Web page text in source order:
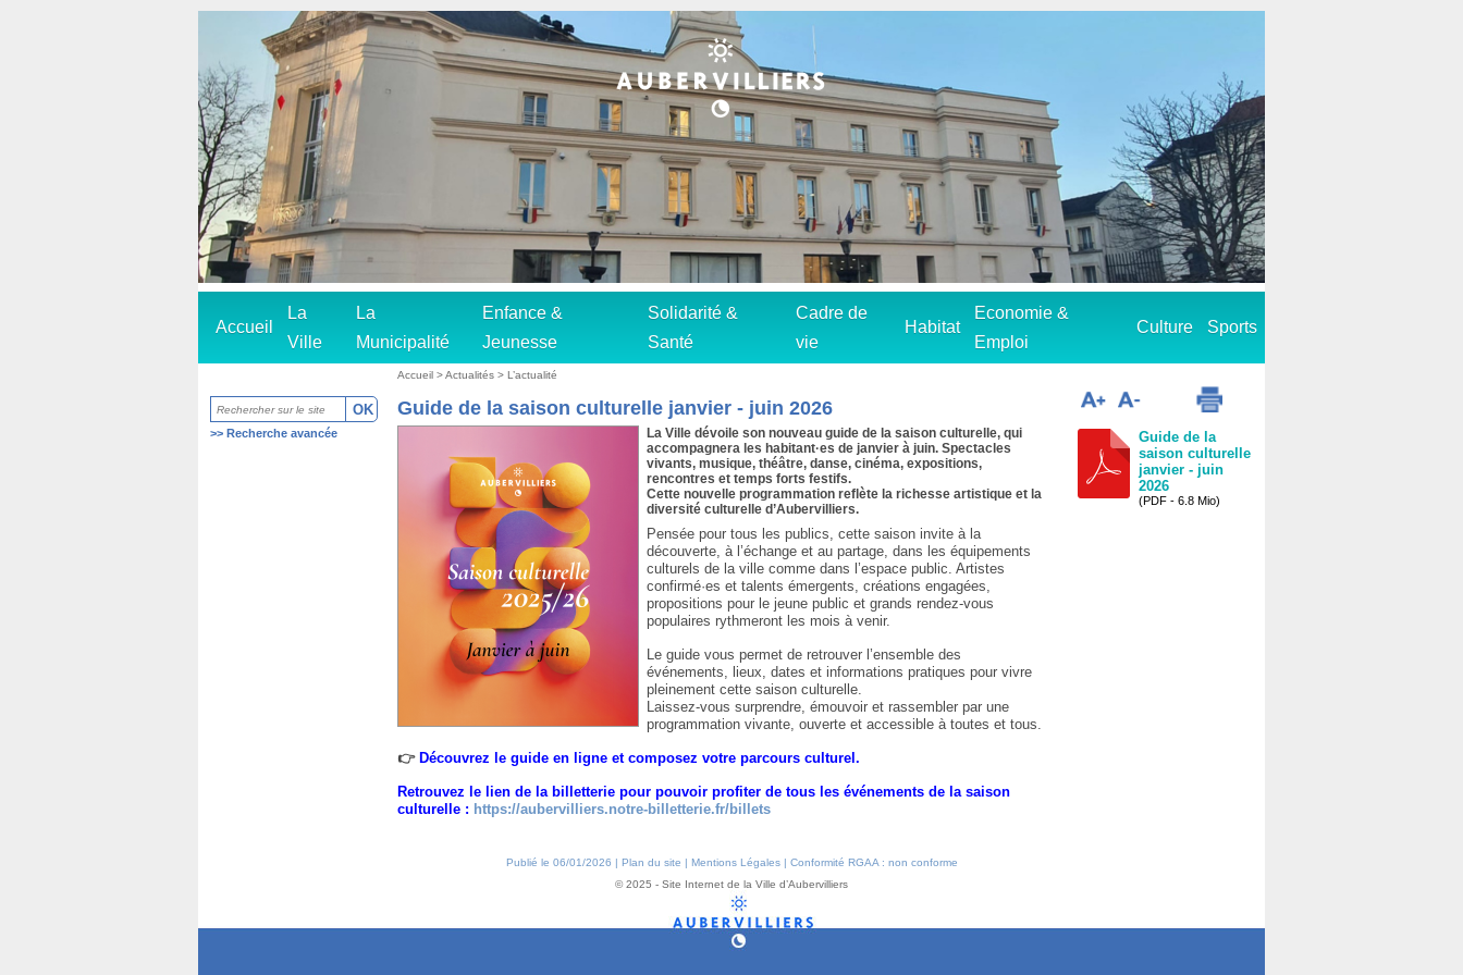
Accueil
La
Ville
La
Municipalité
Enfance &
Jeunesse
Solidarité &
Santé
Cadre de
vie
Habitat
Economie &
Emploi
Culture Sports
>> Recherche avancée
Accueil > Actualités > L’actualité
Guide de la saison culturelle janvier - juin 2026
La Ville dévoile son nouveau guide de la saison culturelle, qui
accompagnera les habitant·es de janvier à juin. Spectacles
vivants, musique, théâtre, danse, cinéma, expositions,
rencontres et temps forts festifs.
Cette nouvelle programmation reflète la richesse artistique et la
diversité culturelle d’Aubervilliers.
Pensée pour tous les publics, cette saison invite à la
découverte, à l’échange et au partage, dans les équipements
culturels de la ville comme dans l’espace public. Artistes
confirmé·es et talents émergents, créations engagées,
propositions pour le jeune public et grands rendez-vous
populaires rythmeront les mois à venir.
Le guide vous permet de retrouver l’ensemble des
événements, lieux, dates et informations pratiques pour vivre
pleinement cette saison culturelle.
Laissez-vous surprendre, émouvoir et rassembler par une
programmation vivante, ouverte et accessible à toutes et tous.
👉 Découvrez le guide en ligne et composez votre parcours culturel.
Retrouvez le lien de la billetterie pour pouvoir profiter de tous les événements de la saison
culturelle : https://aubervilliers.notre-billetterie.fr/billets
Guide de la
saison culturelle
janvier - juin
2026
(PDF - 6.8 Mio)
Publié le 06/01/2026 | Plan du site | Mentions Légales| Conformité RGAA : non conforme
© 2025 - Site Internet de la Ville d’Aubervilliers